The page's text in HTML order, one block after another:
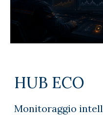
HUB ECO
Monitoraggio